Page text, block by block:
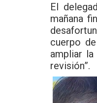
El
mañana
cuerpo
ampliar
revisión”.